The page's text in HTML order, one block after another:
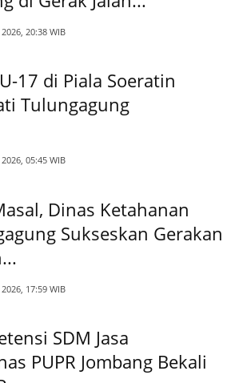
20:38 WIB
17 di Piala Soeratin
Tulungagung
05:45 WIB
Dinas Ketahanan
Sukseskan Gerakan
17:59 WIB
SDM Jasa
PUPR Jombang Bekali